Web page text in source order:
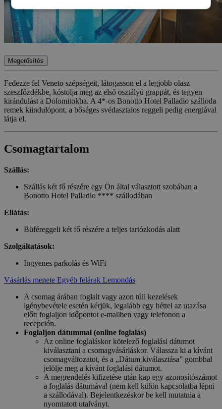
Megerősítés
Fedezze fel Veneto szépségeit, látogasson el a legjobb olasz
szeszfőzdékbe, kóstolja meg az első osztályú grappát, és tegyen
kirándulást a Dolomitokba. A 4*-os Bonotto Hotel Palladio szálloda
remek kiindulópont, a bőséges svédasztalos reggeli pedig energiával
látja el.
Csomagtartalom
Szállás:
Szállás két fő részére egy Ön által választott szobában a
Bonotto Hotel Palladio **** szállodában
Ellátás:
Büféreggeli két fő részére a teljes tartózkodás alatt
Szolgáltatások:
Ingyenes parkolás és WiFi
Vásárlás menete Egyéb felárak Lemondás
A csomag árában foglalt vagy azon túli kezelések
igénybevétele esetén kérjük, legalább egy héttel az utazása
előtt foglaljon időpontot e-mailben vagy telefonon a
recepción.
Foglaljon dátummal (online foglalás)
Az online foglaláskor kötelező foglalási dátumot
kiválasztani a csomagvásárláskor. Válassza ki a kívánt
csomagváltozatot, és a „Dátum kiválasztása” gombbal
jelölje meg a kívánt foglalási dátumot.
A megrendelés kifizetése után kap egy azonosítószámot
a foglalás dátumával (nem kell külön kapcsolatba lépni
a szállodával). Bejelentkezéskor be kell mutatnia a
nyomtatott utalványt.